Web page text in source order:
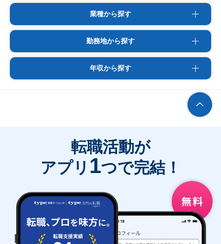
業種から探す
勤務地から探す
年収から探す
転職活動が
アプリ 1つで完結！